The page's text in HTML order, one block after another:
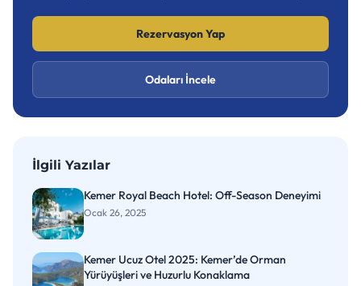
Rezervasyon Yap
Odaları İncele
İlgili Yazılar
Kemer Royal Beach Hotel: Off-Season Deneyimi
Ocak 26, 2025
Kemer Ucuz Otel 2025: Kemer’de Orman
Yürüyüşleri ve Huzurlu Konaklama